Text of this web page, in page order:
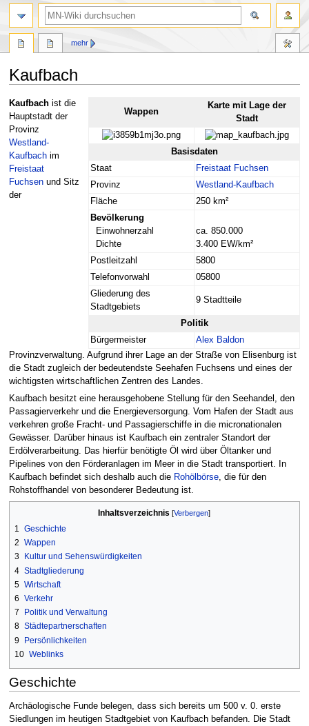
Kaufbach
Zur
Navigation
springen
Zur
Suche
springen
Wappen
Karte mit Lage der
Stadt
Basisdaten
Staat
Freistaat Fuchsen
Provinz
Westland-Kaufbach
Fläche
250 km²
Bevölkerung
Einwohnerzahl
Dichte
ca. 850.000
3.400 EW/km²
Postleitzahl
5800
Telefonvorwahl
05800
Gliederung des
Stadtgebiets
9 Stadtteile
Politik
Bürgermeister
Alex Baldon
Kaufbachist die
Hauptstadt der
Provinz
Westland-
Kaufbachim
Freistaat
Fuchsenund Sitz
der
Provinzverwaltung. Aufgrund ihrer Lage an der Straße von Elisenburg ist
die Stadt zugleich der bedeutendste Seehafen Fuchsens und eines der
wichtigsten wirtschaftlichen Zentren des Landes.
Kaufbach besitzt eine herausgehobene Stellung für den Seehandel, den
Passagierverkehr und die Energieversorgung. Vom Hafen der Stadt aus
verkehren große Fracht- und Passagierschiffe in die micronationalen
Gewässer. Darüber hinaus ist Kaufbach ein zentraler Standort der
Erdölverarbeitung. Das hierfür benötigte Öl wird über Öltanker und
Pipelines von den Förderanlagen im Meer in die Stadt transportiert. In
Kaufbach befindet sich deshalb auch die Rohölbörse, die für den
Rohstoffhandel von besonderer Bedeutung ist.
Inhaltsverzeichnis
1 Geschichte
2 Wappen
3
Kultur und Sehenswürdigkeiten
4 Stadtgliederung
5 Wirtschaft
6 Verkehr
7
Politik und Verwaltung
8 Städtepartnerschaften
9 Persönlichkeiten
10 Weblinks
Geschichte
Archäologische Funde belegen, dass sich bereits um 500 v. 0. erste
Siedlungen im heutigen Stadtgebiet von Kaufbach befanden. Die Stadt
mehr
Suche